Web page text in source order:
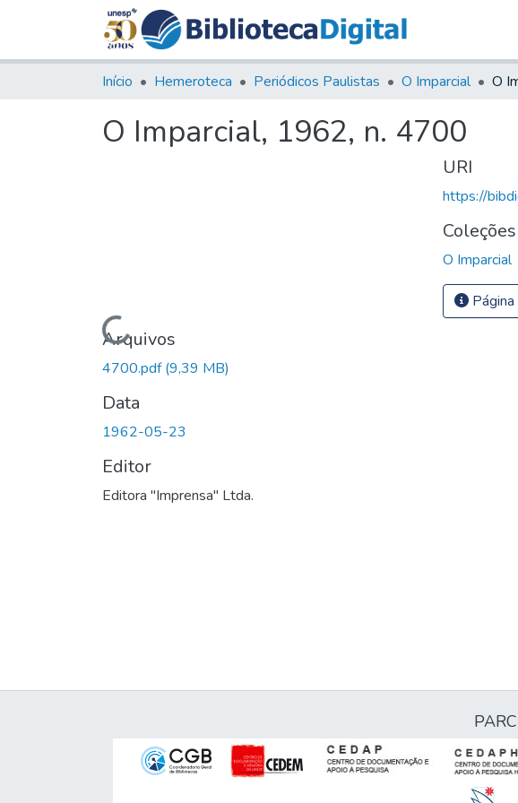
Início Hemeroteca Periódicos Paulistas O Imparcial O
O Imparcial, 1962, n. 4700
Carregando...
Arquivos
4700.pdf(9,39 MB)
Data
1962-05-23
Editor
Editora "Imprensa" Ltda.
URI
https://
Coleções
O Imparcial